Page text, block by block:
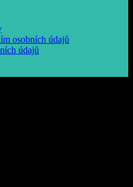
osobních údajů
údajů